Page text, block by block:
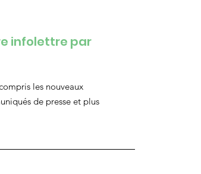
infolettre par
les nouveaux
de presse et plus